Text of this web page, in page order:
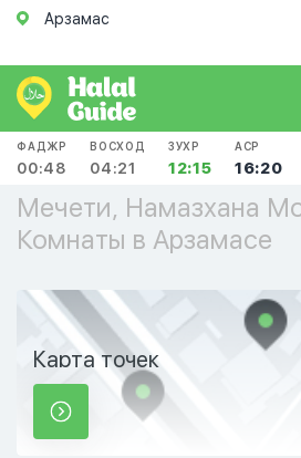
Арзамас
ФАДЖР
00:48
ВОСХОД
04:21
ЗУХР
12:15
АСР
16:20
Мечети, Намазхана
Комнаты в Арзамасе
Карта точек